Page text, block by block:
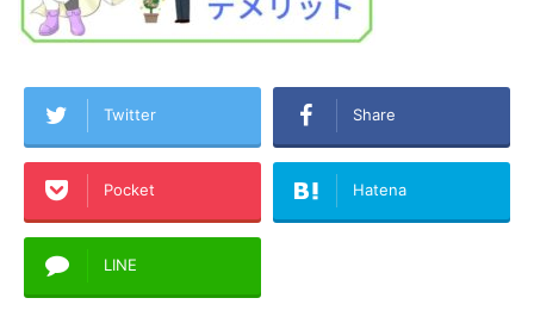
Twitter Share
Pocket Hatena
LINE